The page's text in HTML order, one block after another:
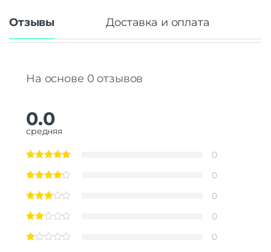
Отзывы Доставка и оплата
На основе 0 отзывов
0.0
средняя
0
0
0
0
0